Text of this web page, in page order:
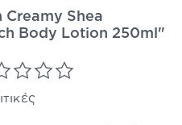
Shea
Body Lotion 250ml"